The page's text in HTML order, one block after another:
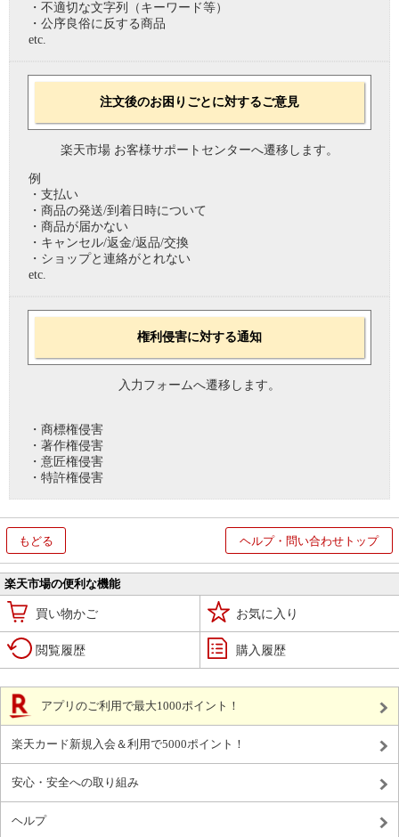
・不適切な文字列（キーワード等）
・公序良俗に反する商品
etc.
注文後のお困りごとに対するご意見
楽天市場 お客様サポートセンターへ遷移します。
例
・支払い
・商品の発送/到着日時について
・商品が届かない
・キャンセル/返金/返品/交換
・ショップと連絡がとれない
etc.
権利侵害に対する通知
入力フォームへ遷移します。
・商標権侵害
・著作権侵害
・意匠権侵害
・特許権侵害
もどる ヘルプ・問い合わせトップ
楽天市場の便利な機能
買い物かご お気に入り
閲覧履歴 購入履歴
アプリのご利用で最大1000ポイント！
楽天カード新規入会＆利用で5000ポイント！
安心・安全への取り組み
ヘルプ